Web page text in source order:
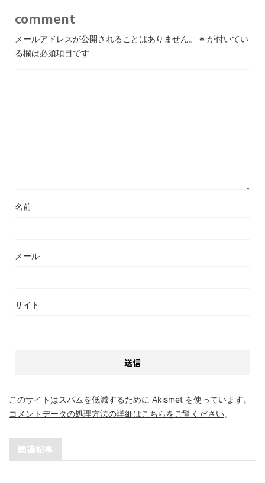
comment
メールアドレスが公開されることはありません。 ※ が付いてい
る欄は必須項目です
名前
メール
サイト
このサイトはスパムを低減するために Akismet を使っています。
コメントデータの処理方法の詳細はこちらをご覧ください。
関連記事